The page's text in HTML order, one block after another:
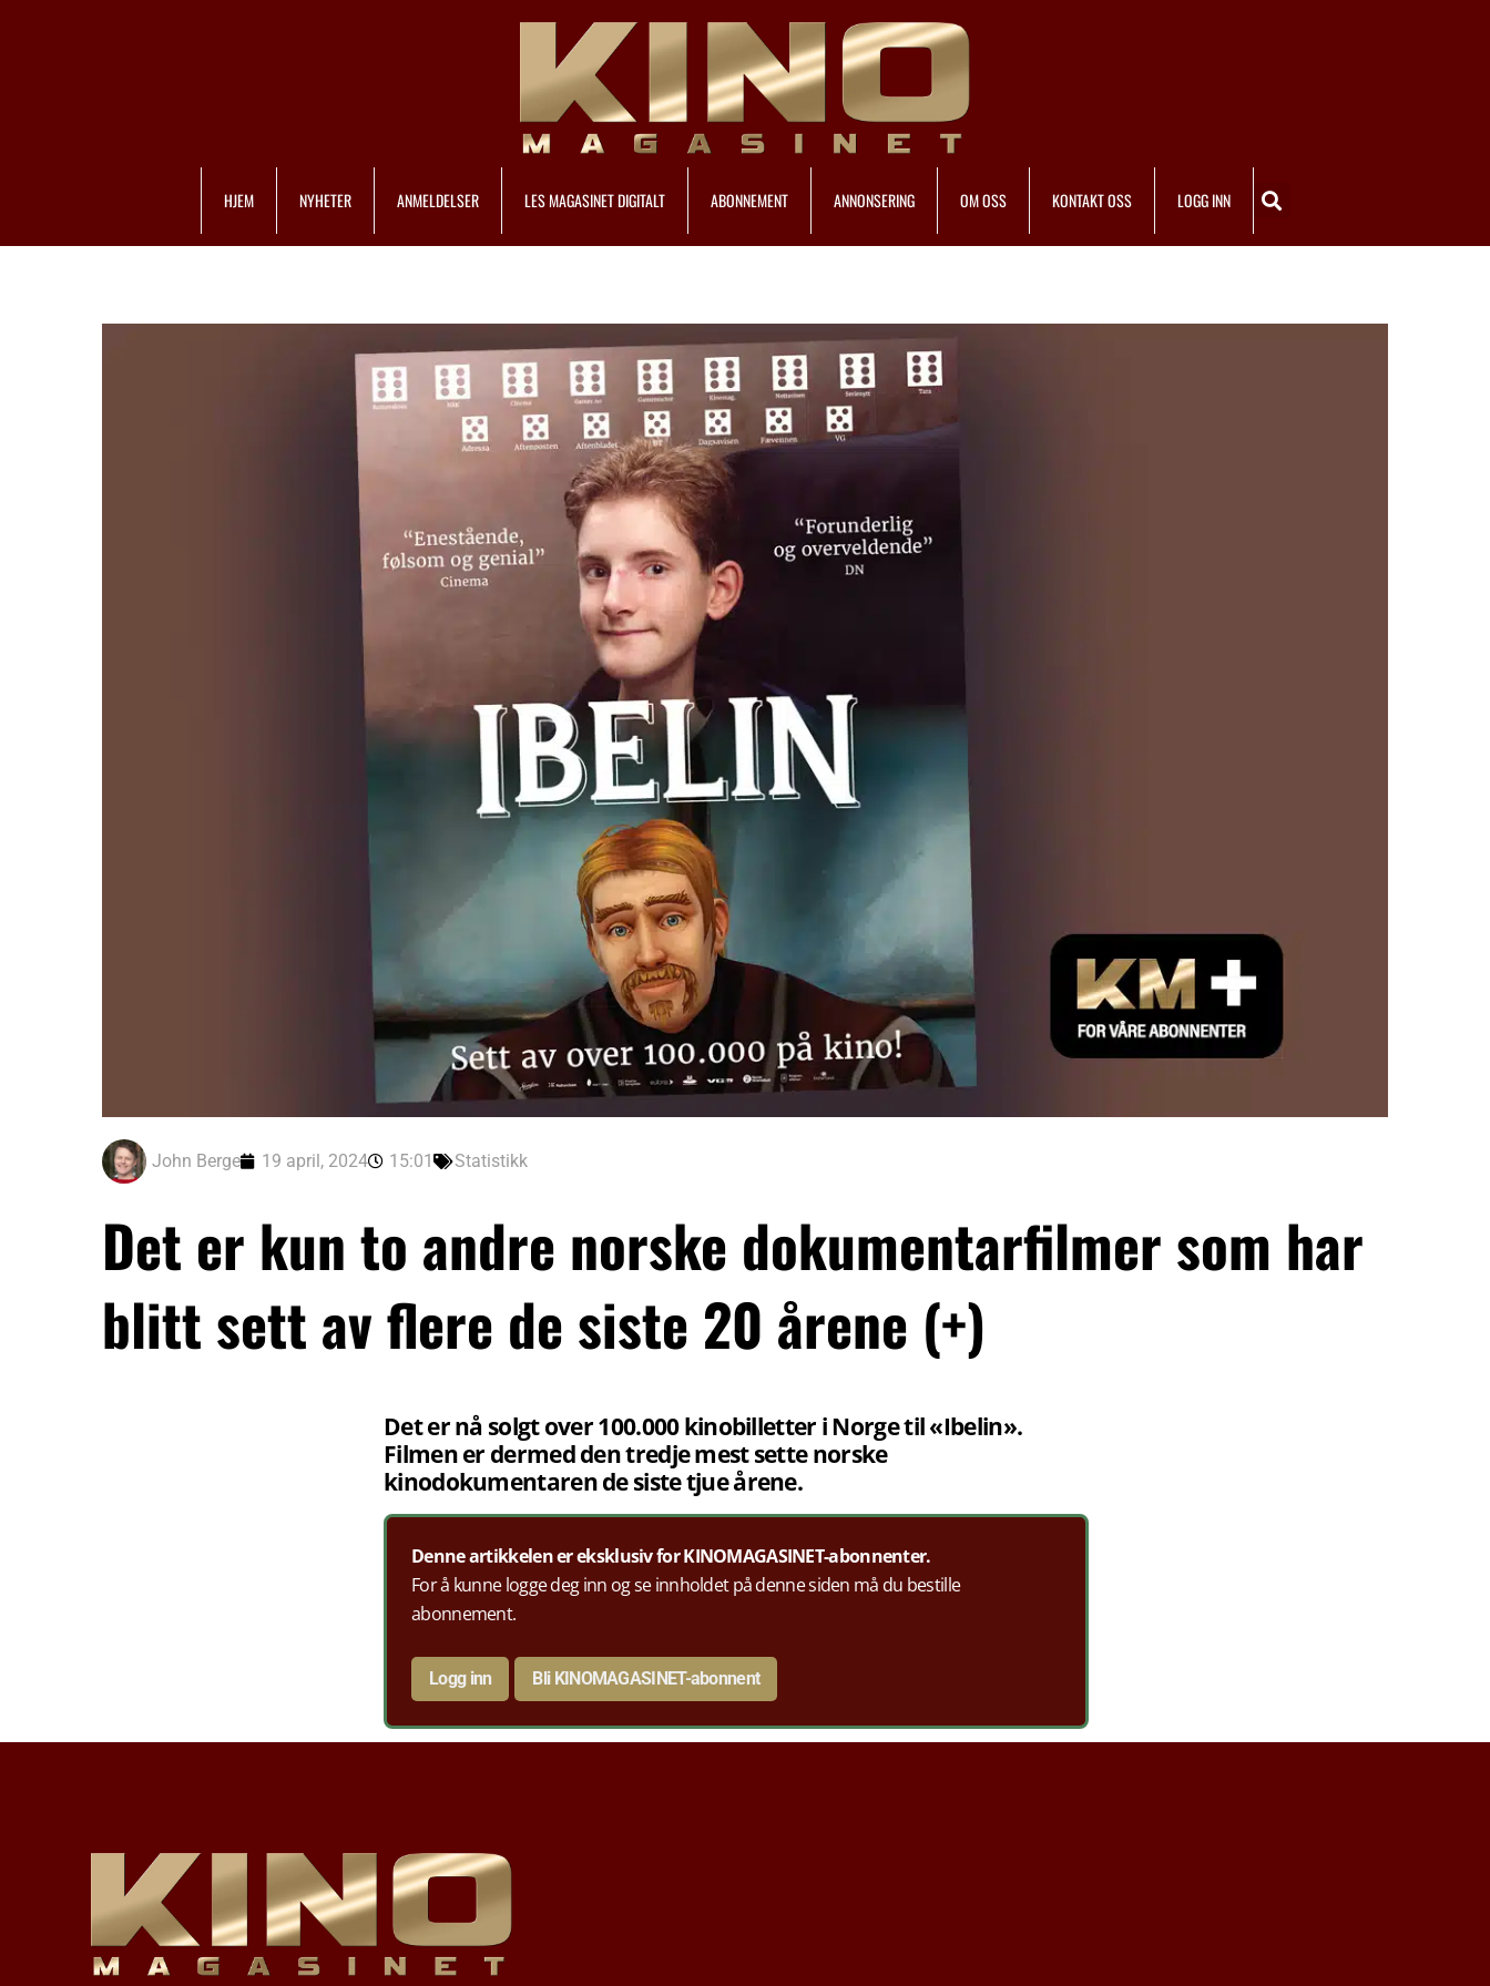
HJEM NYHETER ANMELDELSER LES MAGASINET DIGITALT ABONNEMENT ANNONSERING OM OSS KONTAKT OSS LOGG INN
John Berge 19 april, 2024 15:01 Statistikk
Det er kun to andre norske dokumentarfilmer som har
blitt sett av flere de siste 20 årene (+)
Det er nå solgt over 100.000 kinobilletter i Norge til «Ibelin».
Filmen er dermed den tredje mest sette norske
kinodokumentaren de siste tjue årene.
Denne artikkelen er eksklusiv for KINOMAGASINET-abonnenter.
For å kunne logge deg inn og se innholdet på denne siden må du bestille
abonnement.
Logg inn Bli KINOMAGASINET-abonnent